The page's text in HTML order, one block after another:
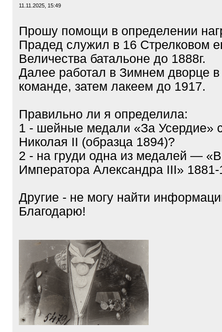
11.11.2025, 15:49
Прошу помощи в определении
Прадед служил в 16 Стрелковом
Величества батальоне до 1888г.
Далее работал в Зимнем дворце
команде, затем лакеем до 1917.
Правильно ли я определила:
1 - шейные медали «За Усердие»
Николая II (образца 1894)?
2 - на груди одна из медалей —
Императора Александра III» 1881-
Другие - не могу найти
Благодарю!